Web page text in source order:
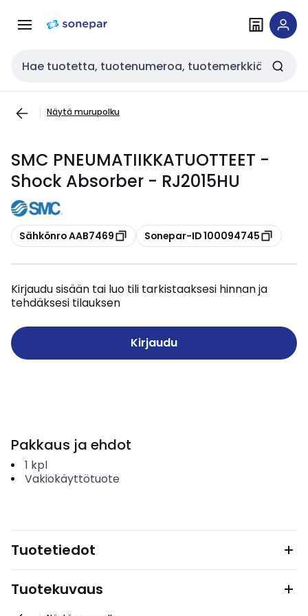
navigointiinsisältöön
Haku
Näytä murupolku
SMC PNEUMATIIKKATUOTTEET -
Shock Absorber - RJ2015HU
Kopioi
Sähkönro AAB7469 Kopioi
Sonepar-ID 100094745
Kirjaudu sisään tai luo tili tarkistaaksesi hinnan ja
tehdäksesi tilauksen
Kirjaudu
Pakkaus ja ehdot
1 kpl
Vakiokäyttötuote
Tuotetiedot
Tuotekuvaus